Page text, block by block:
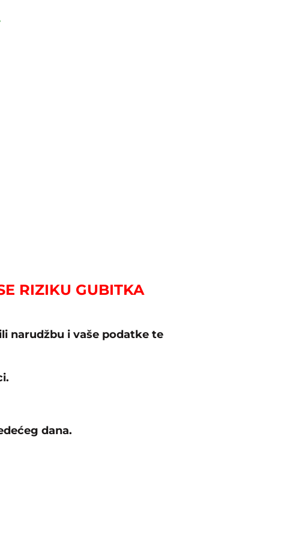
RIZIKU GUBITKA
narudžbu i vaše podatke te
dana.